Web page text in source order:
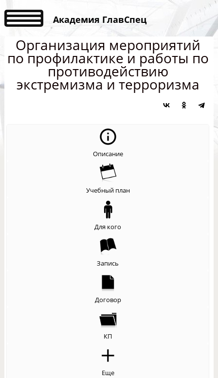
Академия ГлавСпец
Организация мероприятий
по профилактике и работы по
противодействию
экстремизма и терроризма
Описание
Учебный план
Для кого
Запись
Договор
КП
Еще